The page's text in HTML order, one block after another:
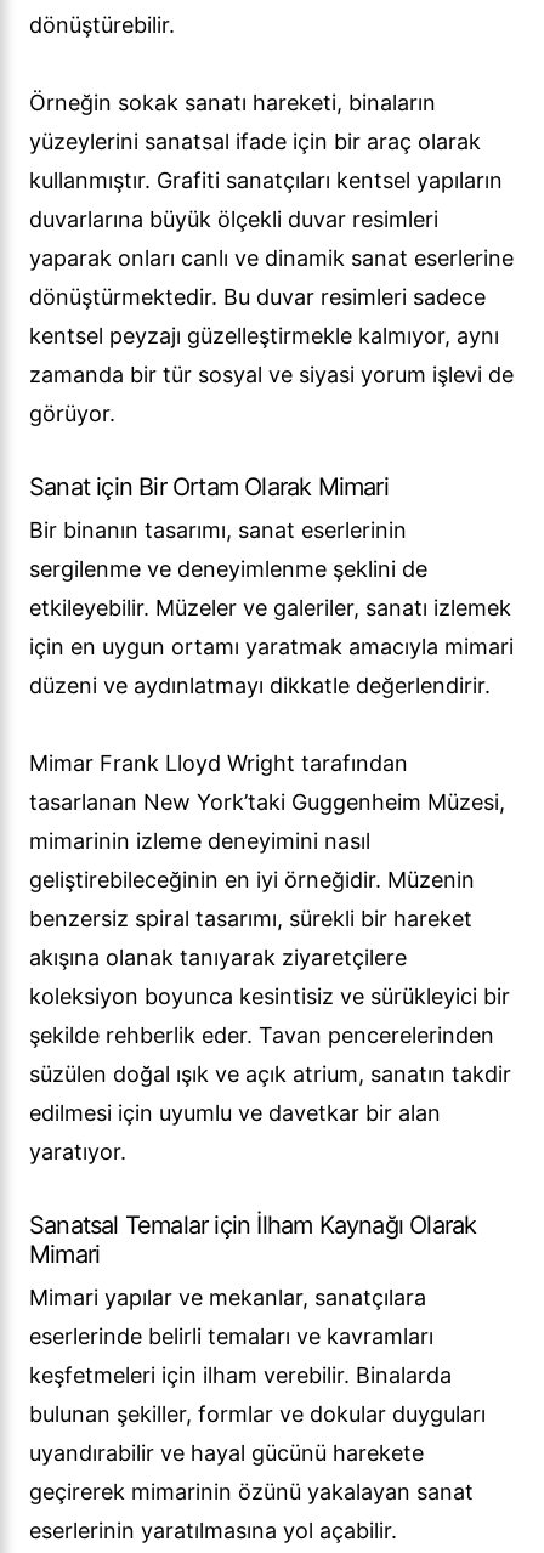
dönüştürebilir.
Örneğin sokak sanatı hareketi, binaların
yüzeylerini sanatsal ifade için bir araç olarak
kullanmıştır. Grafiti sanatçıları kentsel yapıların
duvarlarına büyük ölçekli duvar resimleri
yaparak onları canlı ve dinamik sanat eserlerine
dönüştürmektedir. Bu duvar resimleri sadece
kentsel peyzajı güzelleştirmekle kalmıyor, aynı
zamanda bir tür sosyal ve siyasi yorum işlevi de
görüyor.
Sanat için Bir Ortam Olarak Mimari
Bir binanın tasarımı, sanat eserlerinin
sergilenme ve deneyimlenme şeklini de
etkileyebilir. Müzeler ve galeriler, sanatı izlemek
için en uygun ortamı yaratmak amacıyla mimari
düzeni ve aydınlatmayı dikkatle değerlendirir.
Mimar Frank Lloyd Wright tarafından
tasarlanan New York’taki Guggenheim Müzesi,
mimarinin izleme deneyimini nasıl
geliştirebileceğinin en iyi örneğidir. Müzenin
benzersiz spiral tasarımı, sürekli bir hareket
akışına olanak tanıyarak ziyaretçilere
koleksiyon boyunca kesintisiz ve sürükleyici bir
şekilde rehberlik eder. Tavan pencerelerinden
süzülen doğal ışık ve açık atrium, sanatın takdir
edilmesi için uyumlu ve davetkar bir alan
yaratıyor.
Sanatsal Temalar için İlham Kaynağı Olarak
Mimari
Mimari yapılar ve mekanlar, sanatçılara
eserlerinde belirli temaları ve kavramları
keşfetmeleri için ilham verebilir. Binalarda
bulunan şekiller, formlar ve dokular duyguları
uyandırabilir ve hayal gücünü harekete
geçirerek mimarinin özünü yakalayan sanat
eserlerinin yaratılmasına yol açabilir.